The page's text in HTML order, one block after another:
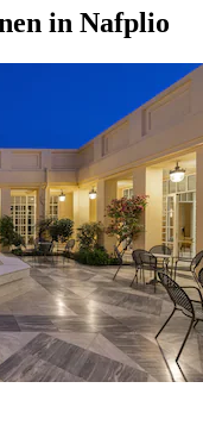
in Nafplio